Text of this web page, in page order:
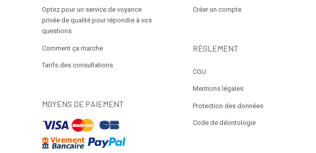
Optez pour un service de voyance
privée de qualité pour répondre à vos
questions
Comment ça marche
Tarifs des consultations
MOYENS DE PAIEMENT
Créer un compte
RÈGLEMENT
CGU
Mentions légales
Protection des données
Code de déontologie